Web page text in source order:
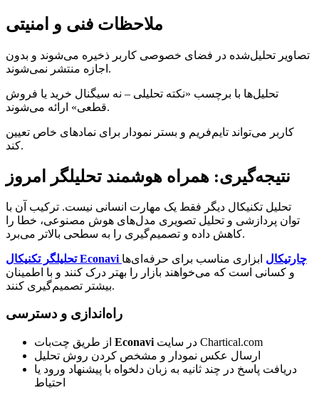
ملاحظات فنی و امنیتی
تصاویر تحلیل‌شده در فضای خصوصی کاربر ذخیره می‌شوند و بدون
اجازه منتشر نمی‌شوند.
تحلیل‌ها با برچسب «نکته تحلیلی – نه سیگنال خرید یا فروش
قطعی» ارائه می‌شوند.
کاربر می‌تواند تایم‌فریم و بستر نمودار برای نمادهای خاص تعیین
کند.
نتیجه‌گیری: همراه هوشمند تحلیلگر امروز
تحلیل تکنیکال دیگر فقط یک مهارت انسانی نیست. ترکیب آن با
توان پردازشی و تحلیل تصویری مدل‌های هوش مصنوعی، خطا را
کاهش داده و تصمیم‌گیری را به سطحی بالاتر می‌برد.
تحلیلگر تکنیکال Econavi چارتیکال ابزاری مناسب برای حرفه‌ای‌ها
و کسانی است که می‌خواهند بازار را بهتر درک کنند و با اطمینان
بیشتر تصمیم‌گیری کنند.
راه‌اندازی و دسترسی
Econavi
در سایت Chartical.com
ارسال عکس نمودار و مشخص کردن روش تحلیل
دریافت پاسخ در چند ثانیه به زبان دلخواه با پیشنهاد ورود یا
احتیاط